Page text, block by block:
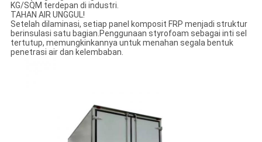
KG/SQM terdepan di industri.
TAHAN AIR UNGGUL!
Setelah dilaminasi, setiap panel komposit FRP menjadi struktur
berinsulasi satu bagian.Penggunaan styrofoam sebagai inti sel
tertutup, memungkinkannya untuk menahan segala bentuk
penetrasi air dan kelembaban.